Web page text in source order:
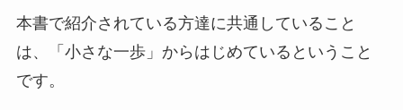
本書で紹介されている方達に共通していること
は、「 小さな一歩」からはじめているということ
です。